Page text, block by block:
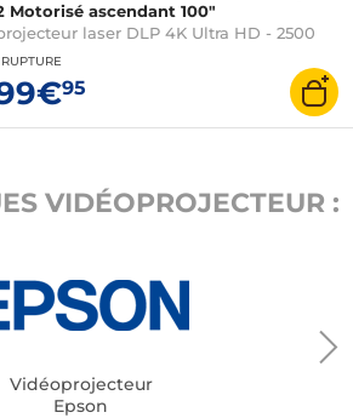
Motorisé ascendant 100"
laser DLP 4K Ultra HD - 2500
- HDR10+ - Focale ultra-courte - Smart
- Wi-Fi/Bluetooth/AirPlay 2 - Barre de
30 Watts Dolby Atmos + Ecran motorisé
RUPTURE
95
VIDÉOPROJECTEUR :
Vidéoprojecteur
Epson